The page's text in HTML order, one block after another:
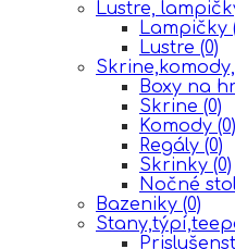
Lustre,
Lampičky
Lustre (0)
Boxy na
Skrine (0)
Komody (0)
Regály (0)
Skrinky (0)
Nočné
Bazeniky (0)